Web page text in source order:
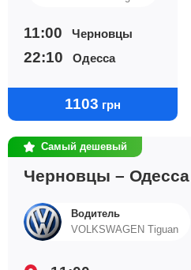
11:00 Черновцы
22:10 Одесса
1103 грн
Самый дешевый
Черновцы – Одесса
Водитель
VOLKSWAGEN Tiguan